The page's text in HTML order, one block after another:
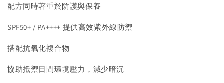
配方同時著重於防護與保養
SPF50+ / PA++++ 提供高效紫外線防禦
搭配抗氧化複合物
協助抵禦日間環境壓力，減少暗沉